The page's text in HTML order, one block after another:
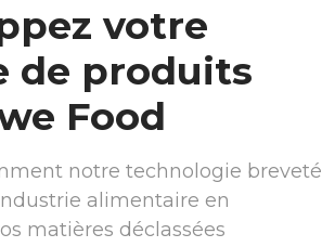
votre
de produits
Food
notre technologie breveté
alimentaire en
matières déclassées